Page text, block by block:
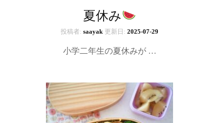
夏休み
投稿者: saayak 更新日: 2025-07-29
小学二年生の夏休みが …